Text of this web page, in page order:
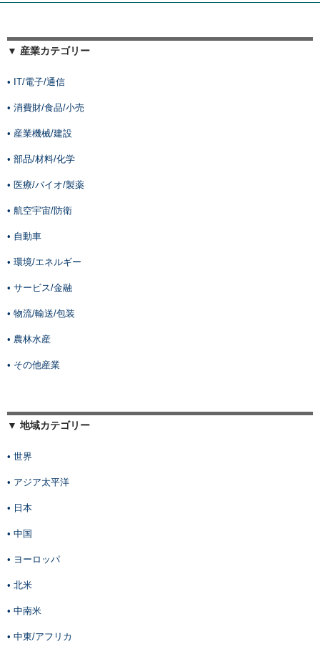
▼ 産業カテゴリー
• IT/電子/通信
• 消費財/食品/小売
• 産業機械/建設
• 部品/材料/化学
• 医療/バイオ/製薬
• 航空宇宙/防衛
• 自動車
• 環境/エネルギー
• サービス/金融
• 物流/輸送/包装
• 農林水産
• その他産業
▼ 地域カテゴリー
• 世界
• アジア太平洋
• 日本
• 中国
• ヨーロッパ
• 北米
• 中南米
• 中東/アフリカ